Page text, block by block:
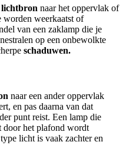
lichtbron naar het oppervlak of
worden weerkaatst of
van een zaklamp die je
op een onbewolkte
schaduwen.
naar een ander oppervlak
en pas daarna van dat
punt reist. Een lamp die
door het plafond wordt
licht is vaak zachter en